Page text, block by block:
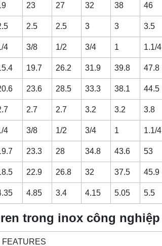
23 27 32 38 46
2.5 2.5 3 3 3.5
4 3/8 1/2 3/4 1 1.1/4
19.7 26.2 31.9 39.8 47.8
23.6 28.5 33.3 38.1 44.5
2.7 2.7 3.2 3.2 3.8
4 3/8 1/2 3/4 1 1.1/4
23.3 28 34.8 43.6 53
22.9 26.8 32 37.5 45.9
4.85 3.4 4.15 5.05 5.5
trong inox công nghiệp
FEATURES